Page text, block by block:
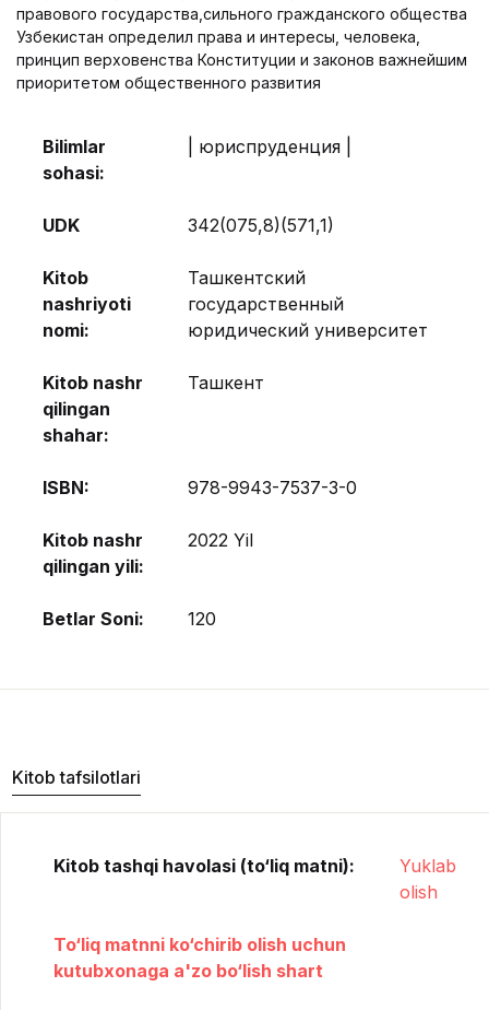
правового государства,сильного гражданского общества
Узбекистан определил права и интересы, человека,
принцип верховенства Конституции и законов важнейшим
приоритетом общественного развития
Bilimlar
sohasi:
| юриспруденция |
UDK 342(075,8)(571,1)
Kitob
nashriyoti
nomi:
Ташкентский
государственный
юридический университет
Kitob nashr
qilingan
shahar:
Ташкент
ISBN: 978-9943-7537-3-0
Kitob nashr
qilingan yili:
2022 Yil
Betlar Soni: 120
Kitob tafsilotlari
Kitob tashqi havolasi (to‘liq matni):
Yuklab
olish
To‘liq matnni ko‘chirib olish uchun
kutubxonaga a'zo bo‘lish shart